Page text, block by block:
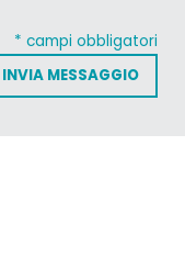
* campi obbligatori